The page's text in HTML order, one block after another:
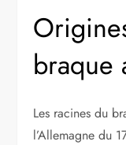
braque
Les racines du
l’Allemagne du